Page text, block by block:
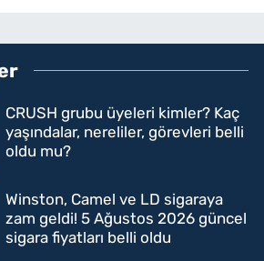
CRUSH grubu üyeleri kimler? Kaç
yaşındalar, nereliler, görevleri belli
oldu mu?
Winston, Camel ve LD sigaraya
zam geldi! 5 Ağustos 2026 güncel
sigara fiyatları belli oldu